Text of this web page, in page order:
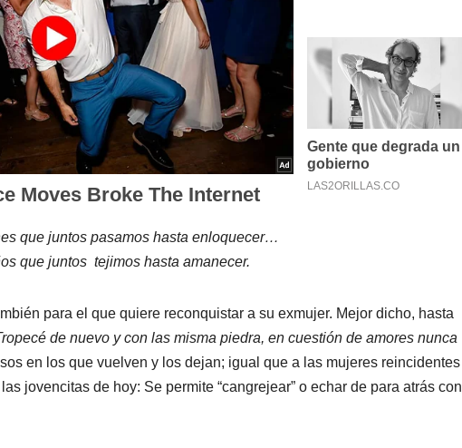
que juntos pasamos hasta enloquecer…
que juntos tejimos hasta amanecer.
para el que quiere reconquistar a su exmujer. Mejor dicho, hasta
de nuevo y con las misma piedra, en cuestión de amores nunca
en los que vuelven y los dejan; igual que a las mujeres reincidentes
jovencitas de hoy: Se permite “cangrejear” o echar de para atrás con